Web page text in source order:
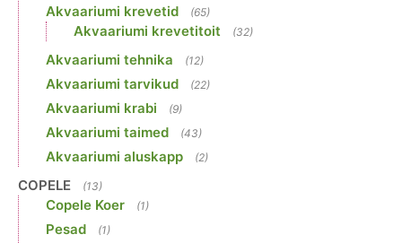
Akvaariumi krevetid (65)
Akvaariumi krevetitoit (32)
Akvaariumi tehnika (12)
Akvaariumi tarvikud (22)
Akvaariumi krabi (9)
Akvaariumi taimed (43)
Akvaariumi aluskapp (2)
COPELE (13)
Copele Koer (1)
Pesad (1)